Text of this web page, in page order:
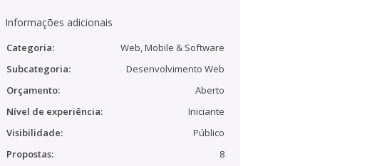
Informações adicionais
Categoria:
Web, Mobile & Software
Subcategoria:
Desenvolvimento Web
Orçamento:
Aberto
Nível de experiência:
Iniciante
Visibilidade:
Público
Propostas:
8